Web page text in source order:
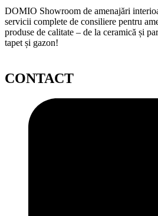
DOMIO Showroom de amenajări
servicii complete de consiliere pentru
produse de calitate – de la ceramică și
tapet și gazon!
CONTACT